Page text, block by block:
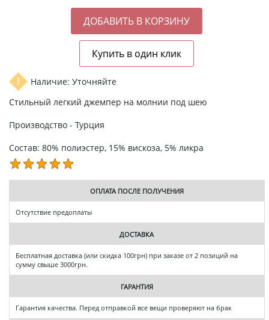
Наличие: Уточняйте
Стильный легкий джемпер на молнии под шею
Производство - Турция
Состав: 80% полиэстер, 15% вискоза, 5% ликра
ОПЛАТА ПОСЛЕ ПОЛУЧЕНИЯ
Отсутствие предоплаты
ДОСТАВКА
Бесплатная доставка (или скидка 100грн) при заказе от 2 позиций на
сумму свыше 3000грн.
ГАРАНТИЯ
Гарантия качества. Перед отправкой все вещи проверяют на брак